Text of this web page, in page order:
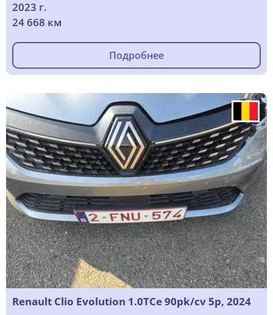
2023 г.
24 668 км
Подробнее
Renault Clio Evolution 1.0TCe 90pk/cv 5p, 2024